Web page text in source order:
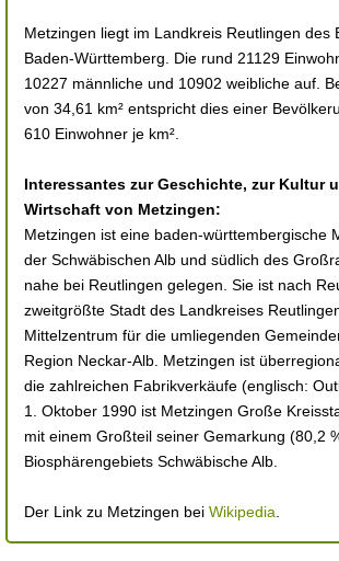
Metzingen liegt im Landkreis Reutlingen des
Baden-Württemberg. Die rund 21129
10227 männliche und 10902 weibliche auf.
von 34,61 km² entspricht dies einer
610 Einwohner je km².
Interessantes zur Geschichte, zur Kultur
Wirtschaft von Metzingen:
Metzingen ist eine baden-württembergische
der Schwäbischen Alb und südlich des
nahe bei Reutlingen gelegen. Sie ist nach
zweitgrößte Stadt des Landkreises
Mittelzentrum für die umliegenden
Region Neckar-Alb. Metzingen ist
die zahlreichen Fabrikverkäufe (englisch:
1. Oktober 1990 ist Metzingen Große
mit einem Großteil seiner Gemarkung (80,2
Biosphärengebiets Schwäbische Alb.
Der Link zu Metzingen bei Wikipedia